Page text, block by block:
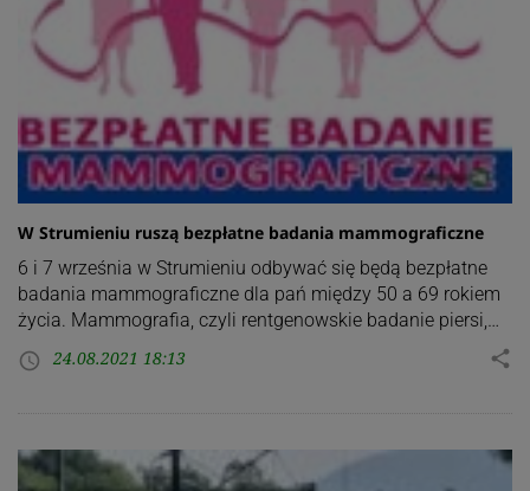
W Strumieniu ruszą bezpłatne badania mammograficzne
6 i 7 września w Strumieniu odbywać się będą bezpłatne
badania mammograficzne dla pań między 50 a 69 rokiem
życia. Mammografia, czyli rentgenowskie badanie piersi,…
access_time 24.08.2021 18:13 share